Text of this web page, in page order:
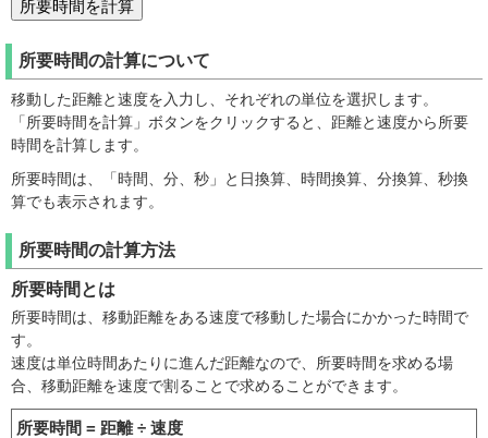
所要時間の計算について
移動した距離と速度を入力し、それぞれの単位を選択します。
「所要時間を計算」ボタンをクリックすると、距離と速度から所要
時間を計算します。
所要時間は、「時間、分、秒」と日換算、時間換算、分換算、秒換
算でも表示されます。
所要時間の計算方法
所要時間とは
所要時間は、移動距離をある速度で移動した場合にかかった時間で
す。
速度は単位時間あたりに進んだ距離なので、所要時間を求める場
合、移動距離を速度で割ることで求めることができます。
所要時間 = 距離 ÷ 速度